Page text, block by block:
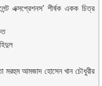
এক্সপ্রেশনস’ শীর্ষক একক চিত্র
মরহুম আমজাদ হোসেন খান চৌধুরীর